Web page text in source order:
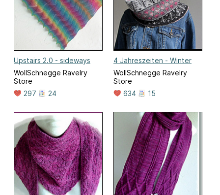
Upstairs 2.0 - sideways
WollSchnegge Ravelry
Store
297
24
4 Jahreszeiten - Winter
WollSchnegge Ravelry
Store
634
15